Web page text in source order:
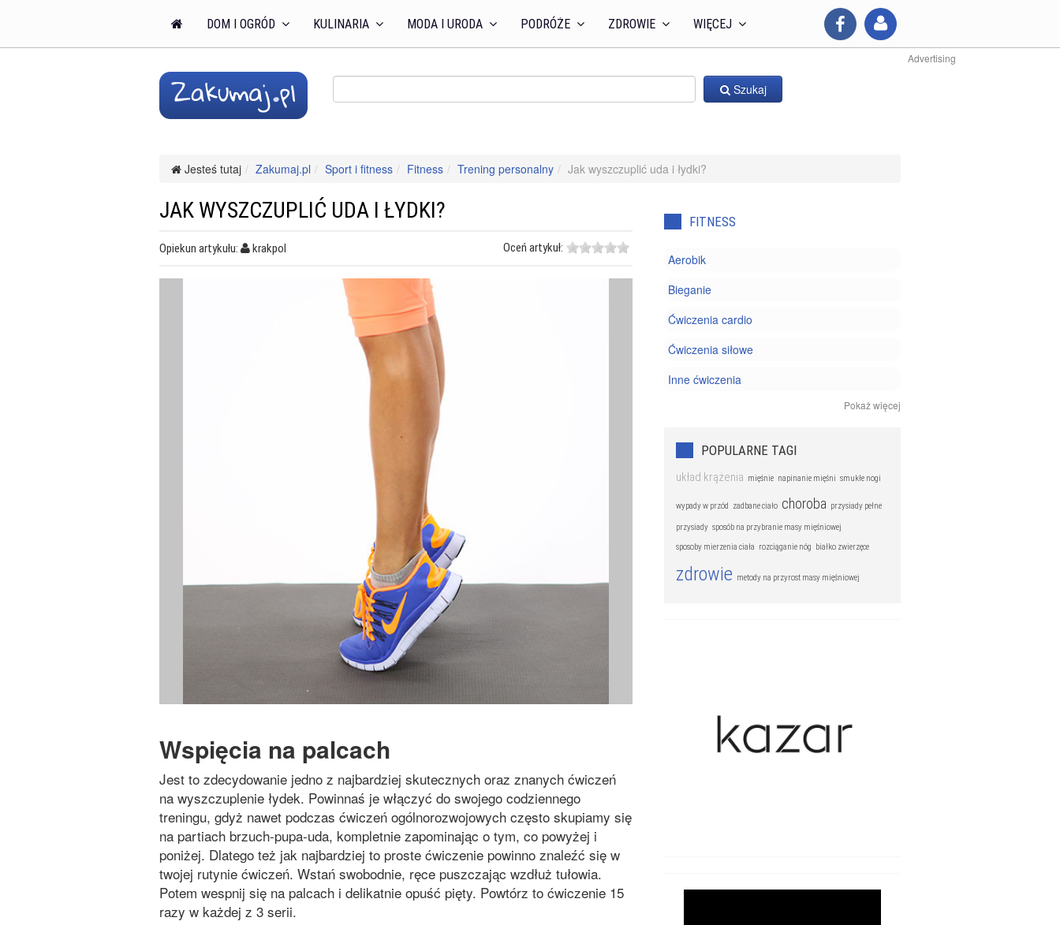
DOM I OGRÓD KULINARIA MODA I URODA PODRÓŻE ZDROWIE WIĘCEJ
Advertising
Szukaj
Jesteś tutaj Zakumaj.pl Sport i fitness Fitness Trening personalny Jak wyszczuplić uda i łydki?
JAK WYSZCZUPLIĆ UDA I ŁYDKI?
Opiekun artykułu: krakpol Oceń artykuł:
Wspięcia na palcach
Jest to zdecydowanie jedno z najbardziej skutecznych oraz znanych ćwiczeń
na wyszczuplenie łydek. Powinnaś je włączyć do swojego codziennego
treningu, gdyż nawet podczas ćwiczeń ogólnorozwojowych często skupiamy się
na partiach brzuch-pupa-uda, kompletnie zapominając o tym, co powyżej i
poniżej. Dlatego też jak najbardziej to proste ćwiczenie powinno znaleźć się w
twojej rutynie ćwiczeń. Wstań swobodnie, ręce puszczając wzdłuż tułowia.
Potem wespnij się na palcach i delikatnie opuść pięty. Powtórz to ćwiczenie 15
razy w każdej z 3 serii.
FITNESS
Aerobik
Bieganie
Ćwiczenia cardio
Ćwiczenia siłowe
Inne ćwiczenia
Trening personalny
Pokaż więcej
POPULARNE TAGI
układ krążenia mięśnie napinanie mięśni smukłe nogi
wypady w przód zadbane ciało choroba przysiady pełne
przysiady sposób na przybranie masy mięśniowej
sposoby mierzenia ciała rozciąganie nóg białko zwierzęce
zdrowie metody na przyrost masy mięśniowej